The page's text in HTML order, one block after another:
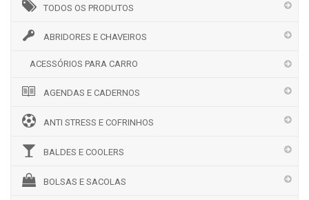
TODOS OS PRODUTOS
ABRIDORES E CHAVEIROS
ACESSÓRIOS PARA CARRO
AGENDAS E CADERNOS
ANTI STRESS E COFRINHOS
BALDES E COOLERS
BOLSAS E SACOLAS